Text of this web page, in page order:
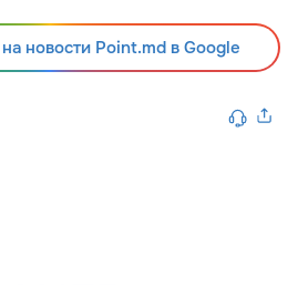
новости Point.md в Google